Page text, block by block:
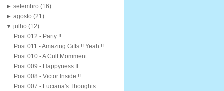
►setembro(16)
►agosto(21)
▼julho(12)
Post 012 - Party !!
Post 011 - Amazing Gifts !! Yeah !!
Post 010 - A Cult Momment
Post 009 - Happyness II
Post 008 - Victor Inside !!
Post 007 - Luciana's Thoughts